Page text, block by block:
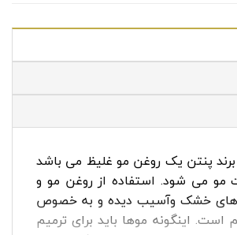
پنتن یک روغن مو غلیظ می باشد
مو می شود. استفاده از روغن مو و
خشک وآسیب دیده و به خصوص
است. اینگونه موها باید برای ترمیم